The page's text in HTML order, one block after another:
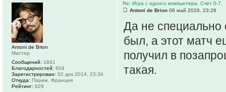
Re: Игра с одного компьютера. Счёт 0-7.
Antoni de Brion 08 май 2026, 23:26
Да не специально
был, а этот матч
получил в
такая.
Antoni de Brion
Мастер
Сообщений: 1841
Благодарностей: 604
Зарегистрирован: 02 дек 2014, 23:34
Откуда: Париж, Франция
Рейтинг: 829